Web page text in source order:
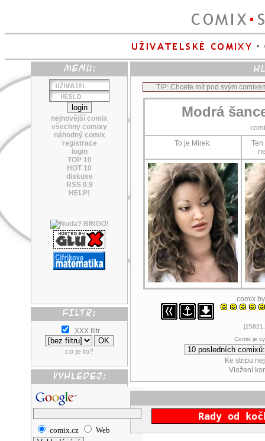
nejnovější comix
všechny comixy
náhodný comix
registrace
login
TOP 10
HOT 10
diskuse
RSS 0.9
HELP!
XXX filtr
co je to?
comix.cz Web
TIP: Chcete mít pod svým
Modrá
To je Mirek.
comix
Comix je
Ke stripu
Vložení
Rady od